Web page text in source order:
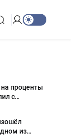
проценты
с
из